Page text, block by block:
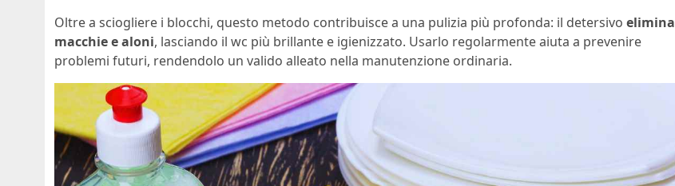
Oltre a sciogliere i blocchi, questo metodo contribuisce a una pulizia più profonda: il detersivo elimina
macchie e aloni, lasciando il wc più brillante e igienizzato. Usarlo regolarmente aiuta a prevenire
problemi futuri, rendendolo un valido alleato nella manutenzione ordinaria.